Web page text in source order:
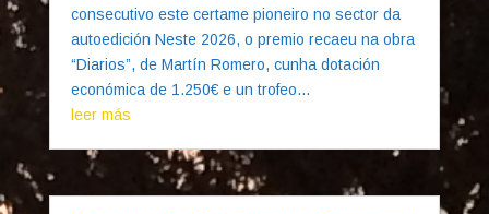
consecutivo este certame pioneiro no sector da
autoedición Neste 2026, o premio recaeu na obra
“Diarios”, de Martín Romero, cunha dotación
económica de 1.250€ e un trofeo...
leer más